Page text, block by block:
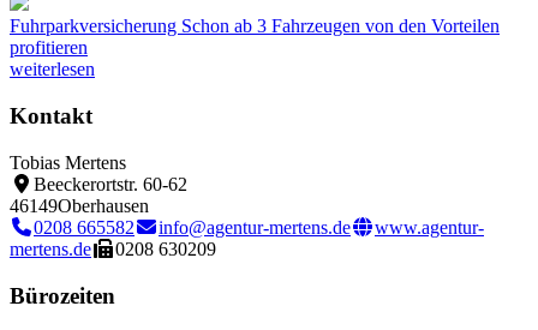
Fuhrparkversicherung Schon ab 3 Fahrzeugen von den Vorteilen
profitieren
weiterlesen
Kontakt
Tobias Mertens
Beeckerortstr. 60-62
46149Oberhausen
0208 665582
info@agentur-mertens.de
www.agentur-
mertens.de
0208 630209
Bürozeiten